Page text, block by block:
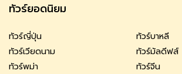
ทัวร์ยอดนิยม
ทัวร์ญี่ปุ่น
ทัวร์บาหลี
ทัวร์เวียดนาม
ทัวร์มัลดีฟส์
ทัวร์พม่า
ทัวร์จีน